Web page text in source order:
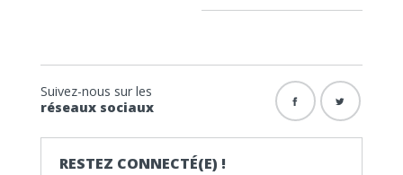
Suivez-nous sur les
réseaux sociaux
RESTEZ CONNECTÉ(E) !